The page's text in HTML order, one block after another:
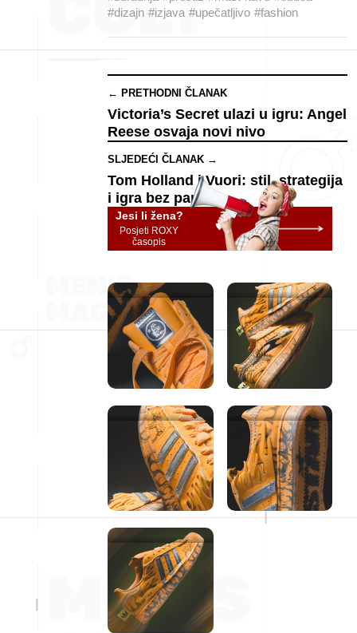
#dizajn #izjava #upečatljivo #fashion
← PRETHODNI ČLANAK
Victoria’s Secret ulazi u igru: Angel
Reese osvaja novi nivo
SLJEDEĆI ČLANAK →
Tom Holland i Vuori: stil, strategija
i igra bez panike
Jesi li žena?
Posjeti ROXY
časopis